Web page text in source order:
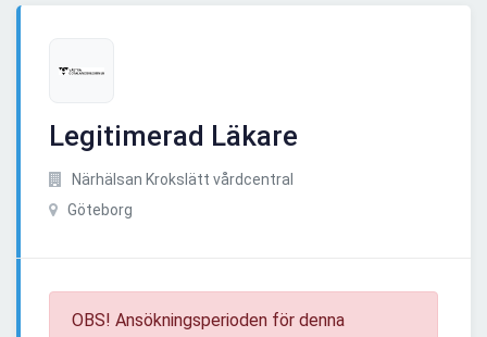
Legitimerad Läkare
Närhälsan Krokslätt vårdcentral
Göteborg
OBS! Ansökningsperioden för denna